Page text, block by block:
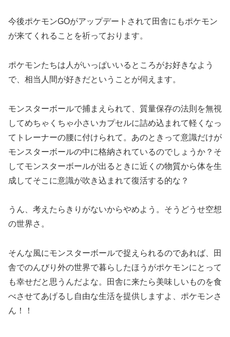
今後ポケモンGOがアップデートされて田舎にもポケモン
が来てくれることを祈っております。
ポケモンたちは人がいっぱいいるところがお好きなよう
で、相当人間が好きだということが伺えます。
モンスターボールで捕まえられて、質量保存の法則を無視
してめちゃくちゃ小さいカプセルに詰め込まれて軽くなっ
てトレーナーの腰に付けられて。あのときって意識だけが
モンスターボールの中に格納されているのでしょうか？そ
してモンスターボールが出るときに近くの物質から体を生
成してそこに意識が吹き込まれて復活する的な？
うん、考えたらきりがないからやめよう。そうどうせ空想
の世界さ。
そんな風にモンスターボールで捉えられるのであれば、田
舎でのんびり外の世界で暮らしたほうがポケモンにとって
も幸せだと思うんだよな。田舎に来たら美味しいものを食
べさせてあげるし自由な生活を提供しますよ、ポケモンさ
ん！！